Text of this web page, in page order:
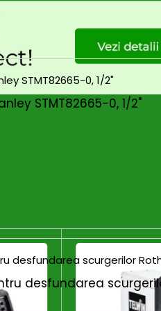
STMT82665-0, 1/2"
desfundarea